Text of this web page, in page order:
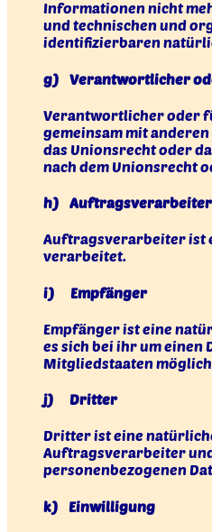
Informationen nicht
und technischen und
identifizierbaren
g) Verantwortlicher
Verantwortlicher oder
gemeinsam mit
das Unionsrecht oder
nach dem Unionsrecht
h) Auftragsverarbeiter
Auftragsverarbeiter ist
verarbeitet.
i) Empfänger
Empfänger ist eine
es sich bei ihr um einen
Mitgliedstaaten
j) Dritter
Dritter ist eine
Auftragsverarbeiter
personenbezogenen
k) Einwilligung